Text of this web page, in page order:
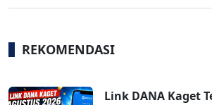
REKOMENDASI
Link DANA Kaget